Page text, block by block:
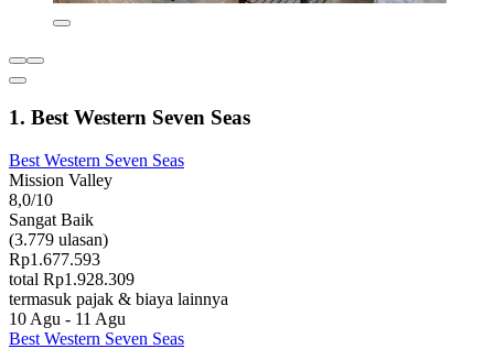
1. Best Western Seven Seas
Best Western Seven Seas
Mission Valley
8,0/10
Sangat Baik
(3.779 ulasan)
Rp1.677.593
total Rp1.928.309
termasuk pajak & biaya lainnya
10 Agu - 11 Agu
Best Western Seven Seas